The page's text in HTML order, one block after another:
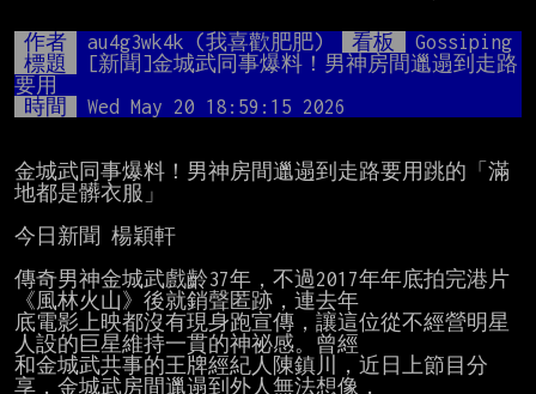
Mute
作者 au4g3wk4k (我喜歡肥肥) 看板
Gossiping
標題
[新聞]金城武同事爆料！男神房間邋遢到走路
要用
時間
Wed May 20 18:59:15 2026
金城武同事爆料！男神房間邋遢到走路要用跳的「滿
地都是髒衣服」
今日新聞 楊穎軒
傳奇男神金城武戲齡37年，不過2017年年底拍完港片
《風林火山》後就銷聲匿跡，連去年
底電影上映都沒有現身跑宣傳，讓這位從不經營明星
人設的巨星維持一貫的神祕感。曾經
和金城武共事的王牌經紀人陳鎮川，近日上節目分
享，金城武房間邋遢到外人無法想像，